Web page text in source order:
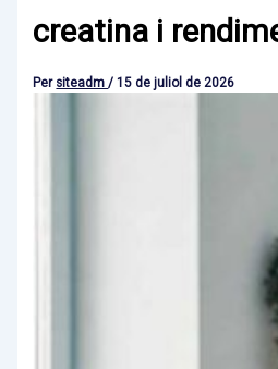
creatina i
Per siteadm/15 de juliol de 2026